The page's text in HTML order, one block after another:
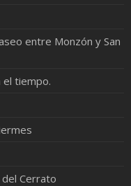
entre Monzón y San
el tiempo.
Cerrato